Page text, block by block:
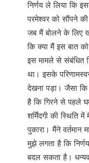
निर्णय ले लिया कि
परमेश्वर को सौंपने
जब मैं बोलने के लिए
कि क्या मैं इस बात
इस मामले से संबंधित
था। इसके
देखना पड़ा। जैसा
है कि गिरने से पहले
शर्मिंदगी की स्थिति
पुकारा। मैंने वर्तमान
मुझे लगता है कि
बदल सकता है।